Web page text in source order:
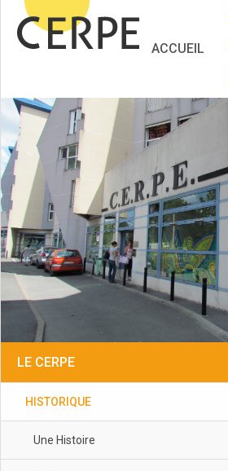
ACCUEIL
LE CERPE
HISTORIQUE
Une Histoire